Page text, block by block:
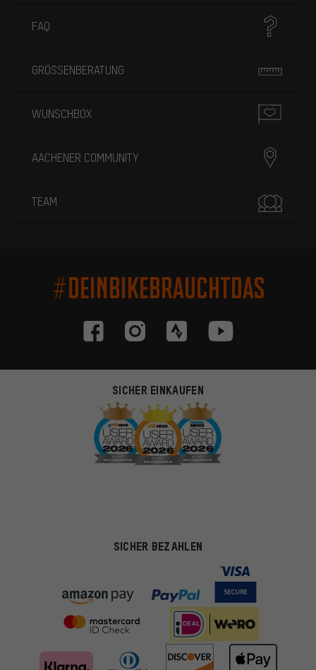
FAQ
GRÖSSENBERATUNG
WUNSCHBOX
AACHENER COMMUNITY
TEAM
#DEINBIKEBRAUCHTDAS
SICHER EINKAUFEN
SICHER BEZAHLEN